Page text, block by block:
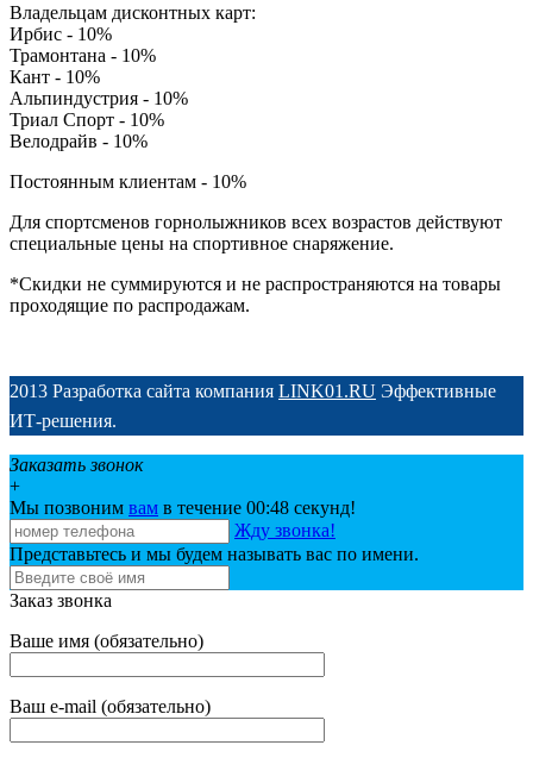
Владельцам дисконтных карт:
Ирбис - 10%
Трамонтана - 10%
Кант - 10%
Альпиндустрия - 10%
Триал Спорт - 10%
Велодрайв - 10%
Постоянным клиентам - 10%
Для спортсменов горнолыжников всех возрастов действуют
специальные цены на спортивное снаряжение.
*Скидки не суммируются и не распространяются на товары
проходящие по распродажам.
2013 Разработка сайта компания LINK01.RU Эффективные
ИТ-решения.
Заказать звонок
+
Мы позвоним вам в течение 00:48 секунд!
Жду звонка!
Представьтесь и мы будем называть вас по имени.
Заказ звонка
Ваше имя (обязательно)
Ваш e-mail (обязательно)